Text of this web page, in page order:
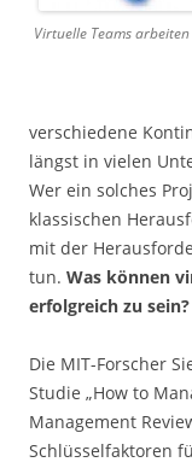
Virtuelle Teams
verschiedene
längst in vielen
Wer ein solches
klassischen
mit der
tun. Was können
erfolgreich zu sein?
Die MIT-Forscher
Studie „How to
Management
Schlüsselfaktoren